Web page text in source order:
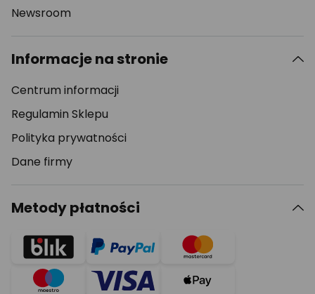
Newsroom
Informacje na stronie
Centrum informacji
Regulamin Sklepu
Polityka prywatności
Dane firmy
Metody płatności